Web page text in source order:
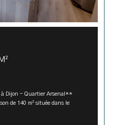
à Dijon - Quartier Arsenal**
de 140 m² située dans le